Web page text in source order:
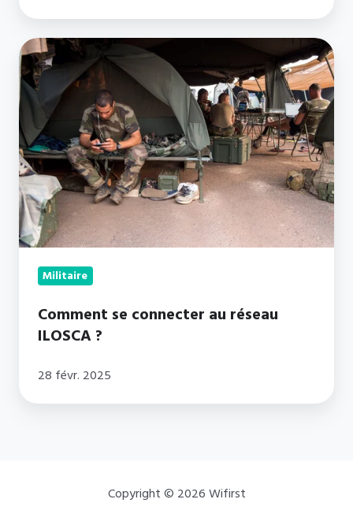
Comment
se
connecter
au
réseau
ILOSCA
?
Militaire
Comment se connecter au réseau
ILOSCA ?
28 févr. 2025
Copyright © 2026 Wifirst